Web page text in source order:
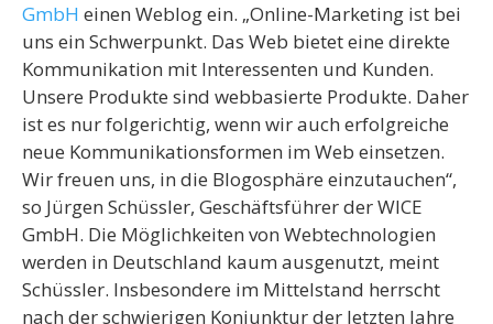
GmbH einen Weblog ein. „Online-Marketing ist bei
uns ein Schwerpunkt. Das Web bietet eine direkte
Kommunikation mit Interessenten und Kunden.
Unsere Produkte sind webbasierte Produkte. Daher
ist es nur folgerichtig, wenn wir auch erfolgreiche
neue Kommunikationsformen im Web einsetzen.
Wir freuen uns, in die Blogosphäre einzutauchen“,
so Jürgen Schüssler, Geschäftsführer der WICE
GmbH. Die Möglichkeiten von Webtechnologien
werden in Deutschland kaum ausgenutzt, meint
Schüssler. Insbesondere im Mittelstand herrscht
nach der schwierigen Konjunktur der letzten Jahre